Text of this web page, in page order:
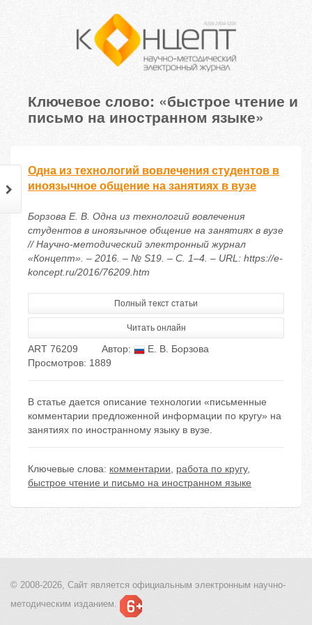
Ключевое слово: «быстрое чтение и
письмо на иностранном языке»
Одна из технологий вовлечения студентов в
иноязычное общение на занятиях в вузе
Борзова Е. В. Одна из технологий вовлечения
студентов в иноязычное общение на занятиях в вузе
// Научно-методический электронный журнал
«Концепт». – 2016. – № S19. – С. 1–4. – URL: https://e-
koncept.ru/2016/76209.htm
Полный текст статьи
Читать онлайн
ART 76209 Автор:
Е. В. Борзова
Просмотров: 1889
В статье дается описание технологии «письменные
комментарии предложенной информации по кругу» на
занятиях по иностранному языку в вузе.
Ключевые слова: комментарии, работа по кругу,
быстрое чтение и письмо на иностранном языке
© 2008-2026, Сайт является официальным электронным научно-
методическим изданием.